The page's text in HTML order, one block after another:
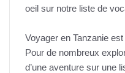
oeil sur notre liste de
Voyager en Tanzanie
Pour de nombreux
d’une aventure sur une